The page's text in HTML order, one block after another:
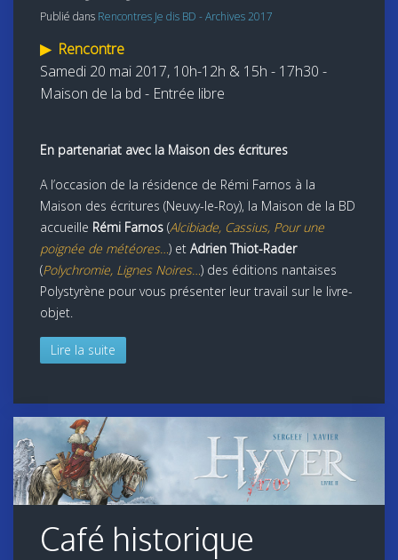
Publié dans Rencontres Je dis BD - Archives 2017
▶ Rencontre
Samedi 20 mai 2017, 10h-12h & 15h - 17h30 -
Maison de la bd - Entrée libre
En partenariat avec la Maison des écritures
A l’occasion de la résidence de Rémi Farnos à la
Maison des écritures (Neuvy-le-Roy), la Maison de la BD
accueille Rémi Farnos (Alcibiade, Cassius, Pour une
poignée de météores… ) et Adrien Thiot-Rader
(Polychromie, Lignes Noires… ) des éditions nantaises
Polystyrène pour vous présenter leur travail sur le livre-
objet.
Lire la suite
Café historique